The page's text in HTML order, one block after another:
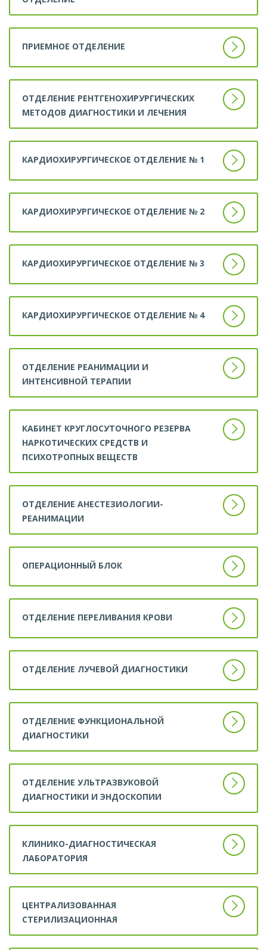
ПРИЕМНОЕ ОТДЕЛЕНИЕ
ОТДЕЛЕНИЕ РЕНТГЕНОХИРУРГИЧЕСКИХ
МЕТОДОВ ДИАГНОСТИКИ И ЛЕЧЕНИЯ
КАРДИОХИРУРГИЧЕСКОЕ ОТДЕЛЕНИЕ № 1
КАРДИОХИРУРГИЧЕСКОЕ ОТДЕЛЕНИЕ № 2
КАРДИОХИРУРГИЧЕСКОЕ ОТДЕЛЕНИЕ № 3
КАРДИОХИРУРГИЧЕСКОЕ ОТДЕЛЕНИЕ № 4
ОТДЕЛЕНИЕ РЕАНИМАЦИИ И
ИНТЕНСИВНОЙ ТЕРАПИИ
КАБИНЕТ КРУГЛОСУТОЧНОГО РЕЗЕРВА
НАРКОТИЧЕСКИХ СРЕДСТВ И
ПСИХОТРОПНЫХ ВЕЩЕСТВ
ОТДЕЛЕНИЕ АНЕСТЕЗИОЛОГИИ-
РЕАНИМАЦИИ
ОПЕРАЦИОННЫЙ БЛОК
ОТДЕЛЕНИЕ ПЕРЕЛИВАНИЯ КРОВИ
ОТДЕЛЕНИЕ ЛУЧЕВОЙ ДИАГНОСТИКИ
ОТДЕЛЕНИЕ ФУНКЦИОНАЛЬНОЙ
ДИАГНОСТИКИ
ОТДЕЛЕНИЕ УЛЬТРАЗВУКОВОЙ
ДИАГНОСТИКИ И ЭНДОСКОПИИ
КЛИНИКО-ДИАГНОСТИЧЕСКАЯ
ЛАБОРАТОРИЯ
ЦЕНТРАЛИЗОВАННАЯ
СТЕРИЛИЗАЦИОННАЯ